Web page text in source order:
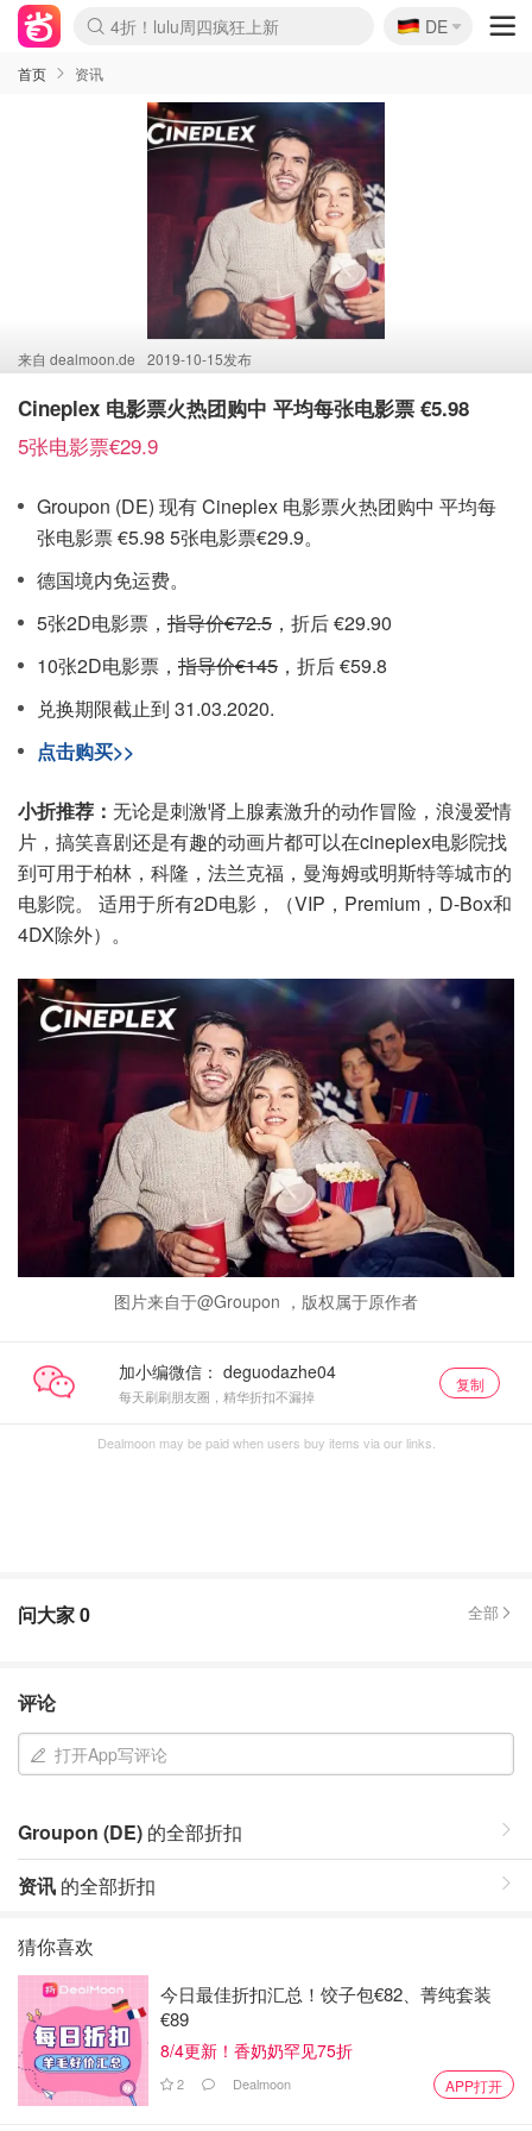
4折！lulu周四疯狂上新
🇩🇪
DE
首页 资讯
来自 dealmoon.de 2019-10-15发布
Cineplex 电影票火热团购中 平均每张电影票 €5.98
5张电影票€29.9
Groupon (DE) 现有 Cineplex 电影票火热团购中 平均每
张电影票 €5.98 5张电影票€29.9。
德国境内免运费。
5张2D电影票， 指导价€72.5 ，折后 €29.90
10张2D电影票， 指导价€145 ，折后 €59.8
兑换期限截止到 31.03.2020.
点击购买>>
小折推荐： 无论是刺激肾上腺素激升的动作冒险，浪漫爱情
片，搞笑喜剧还是有趣的动画片都可以在cineplex电影院找
到可用于柏林，科隆，法兰克福，曼海姆或明斯特等城市的
电影院。 适用于所有2D电影，（VIP，Premium，D-Box和
4DX除外）。
图片来自于@Groupon ，版权属于原作者
加小编微信：
每天刷刷朋友圈，精华折扣不漏掉
复制
Dealmoon may be paid when users buy items via our links.
问大家0 全部
评论
打开App写评论
Groupon (DE) 的全部折扣
资讯 的全部折扣
猜你喜欢
今日最佳折扣汇总！饺子包€82、菁纯套装
€89
8/4更新！香奶奶罕见75折
2 Dealmoon APP打开